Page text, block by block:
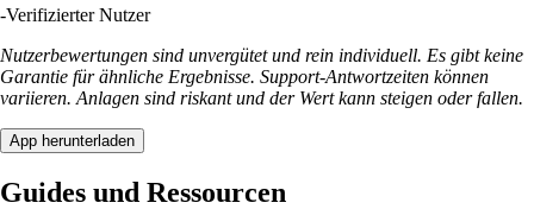
-Verifizierter Nutzer
Nutzerbewertungen sind unvergütet und rein individuell. Es gibt keine
Garantie für ähnliche Ergebnisse. Support-Antwortzeiten können
variieren. Anlagen sind riskant und der Wert kann steigen oder fallen.
App herunterladen
Guides und Ressourcen